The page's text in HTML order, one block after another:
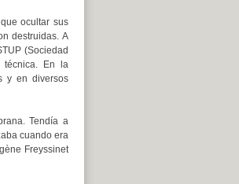
ocultar sus
destruidas. A
(Sociedad
técnica. En la
y en diversos
Tendía a
cuando era
Freyssinet